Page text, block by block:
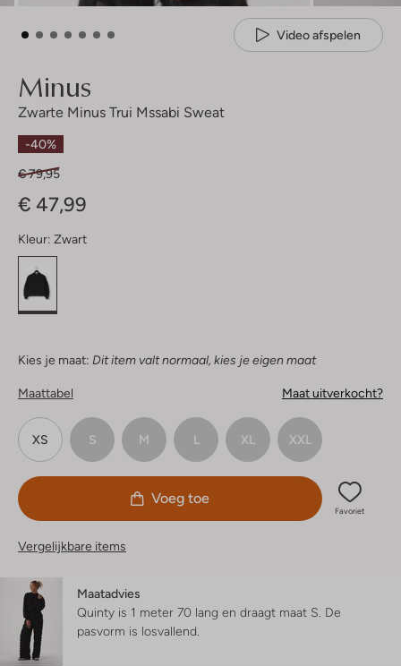
Video afspelen
Minus
Zwarte Minus Trui Mssabi Sweat
-40%
€ 79,95
€ 47,99
Kleur: Zwart
Kies je maat: Dit item valt normaal, kies je eigen maat
Maattabel Maat uitverkocht?
XS S M L XL XXL
Voeg toe
Favoriet
Vergelijkbare items
Maatadvies
Quinty is 1 meter 70 lang en draagt maat S. De
pasvorm is losvallend